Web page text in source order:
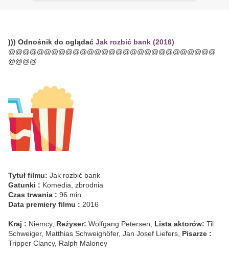
))) Odnośnik do oglądać Jak rozbić bank (2016)
@@@@@@@@@@@@@@@@@@@@@@@@@@@@@
@@@@
Tytuł filmu: Jak rozbić bank
Gatunki : Komedia, zbrodnia
Czas trwania : 96 min
Data premiery filmu : 2016
Kraj : Niemcy, Reżyser: Wolfgang Petersen, Lista aktorów: Til
Schweiger, Matthias Schweighöfer, Jan Josef Liefers, Pisarze :
Tripper Clancy, Ralph Maloney